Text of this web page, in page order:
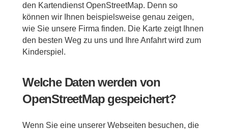
den Kartendienst OpenStreetMap. Denn so
können wir Ihnen beispielsweise genau zeigen,
wie Sie unsere Firma finden. Die Karte zeigt Ihnen
den besten Weg zu uns und Ihre Anfahrt wird zum
Kinderspiel.
Welche Daten werden von
OpenStreetMap gespeichert?
Wenn Sie eine unserer Webseiten besuchen, die